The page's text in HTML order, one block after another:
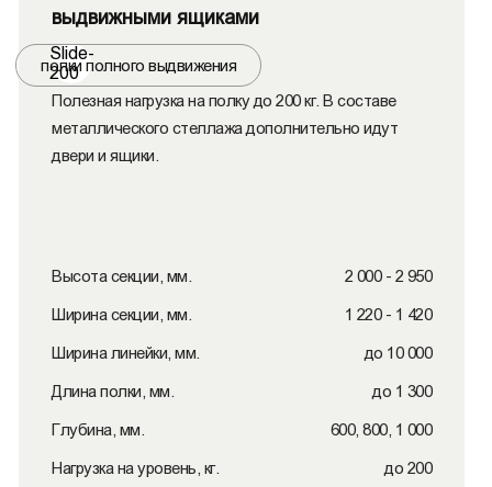
выдвижными ящиками
Slide-
200
полки полного выдвижения
Полезная нагрузка на полку до 200 кг. В составе
металлического стеллажа дополнительно идут
двери и ящики.
Высота секции, мм. 2 000 - 2 950
Ширина секции, мм. 1 220 - 1 420
Ширина линейки, мм. до 10 000
Длина полки, мм. до 1 300
Глубина, мм. 600, 800, 1 000
Нагрузка на уровень, кг. до 200